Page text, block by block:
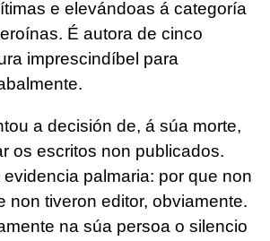
e elevándoas á categoría
É autora de cinco
imprescindíbel para
a decisión de, á súa morte,
os escritos non publicados.
palmaria: por que non
non tiveron editor, obviamente.
na súa persoa o silencio